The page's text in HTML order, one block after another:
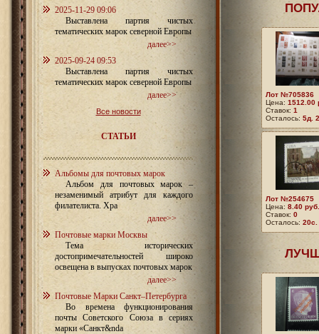
2025-11-29 09:06
Выставлена партия чистых
тематических марок северной Европы
далее>>
2025-09-24 09:53
Выставлена партия чистых
тематических марок северной Европы
далее>>
Все новости
СТАТЬИ
Альбомы для почтовых марок
Альбом для почтовых марок –
незаменимый атрибут для каждого
филателиста. Хра
далее>>
Почтовые марки Москвы
Тема исторических
достопримечательностей широко
освещена в выпусках почтовых марок
далее>>
Почтовые Марки Санкт–Петербурга
Во времена функционирования
почты Советского Союза в сериях
марки «Санкт&nda
Лот №705836
Цена: 1512.00
Ставок: 1
Осталось: 5д.
Лот №254675
Цена: 8.40 руб.
Ставок: 0
Осталось: 20с.